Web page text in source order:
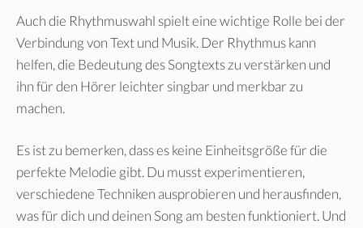
Auch die Rhythmuswahl spielt eine wichtige Rolle bei der
Verbindung von Text und Musik. Der Rhythmus kann
helfen, die Bedeutung des Songtexts zu verstärken und
ihn für den Hörer leichter singbar und merkbar zu
machen.
Es ist zu bemerken, dass es keine Einheitsgröße für die
perfekte Melodie gibt. Du musst experimentieren,
verschiedene Techniken ausprobieren und herausfinden,
was für dich und deinen Song am besten funktioniert. Und